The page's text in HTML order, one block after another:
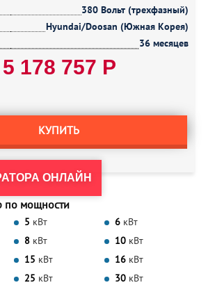
380 Вольт (трехфазный)
Hyundai/Doosan (Южная Корея)
36 месяцев
5 178 757 Р
КУПИТЬ
по мощности
5 кВт 6 кВт
8 кВт 10 кВт
15 кВт 16 кВт
25 кВт 30 кВт
ОНЛАЙН